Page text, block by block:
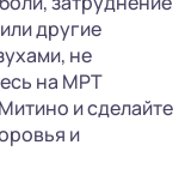
другие
не
на МРТ
и сделайте
и